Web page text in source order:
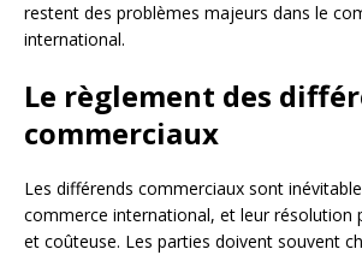
restent des problèmes majeurs dans le
international.
Le règlement des
commerciaux
Les différends commerciaux sont
commerce international, et leur résolution
et coûteuse. Les parties doivent souvent